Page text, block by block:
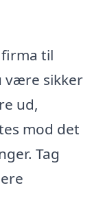
til
være sikker
ud,
mod det
Tag